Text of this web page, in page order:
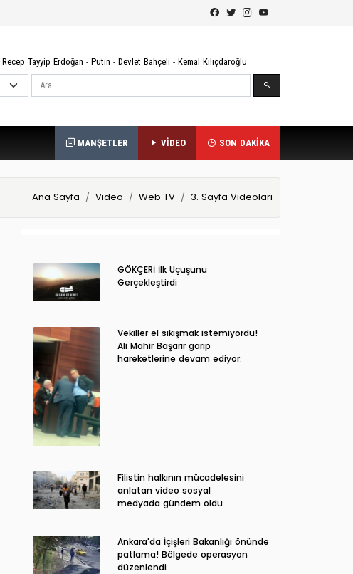
Recep Tayyip Erdoğan - Putin - Devlet Bahçeli - Kemal Kılıçdaroğlu
Ara
MANŞETLER VİDEO SON DAKİKA
Ana Sayfa Video Web TV 3. Sayfa Videoları
GÖKÇERİ İlk Uçuşunu
Gerçekleştirdi
Vekiller el sıkışmak istemiyordu!
Ali Mahir Başarır garip
hareketlerine devam ediyor.
Filistin halkının mücadelesini
anlatan video sosyal
medyada gündem oldu
Ankara'da İçişleri Bakanlığı önünde
patlama! Bölgede operasyon
düzenlendi